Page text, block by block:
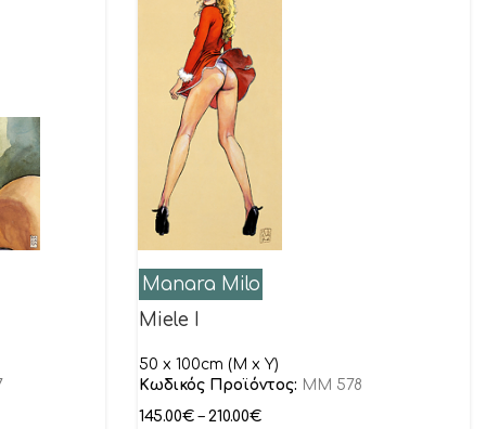
Manara Milo
Miele I
50 x 100cm (M x Y)
Κωδικός Προϊόντος: MM 578
145.00€ – 210.00€